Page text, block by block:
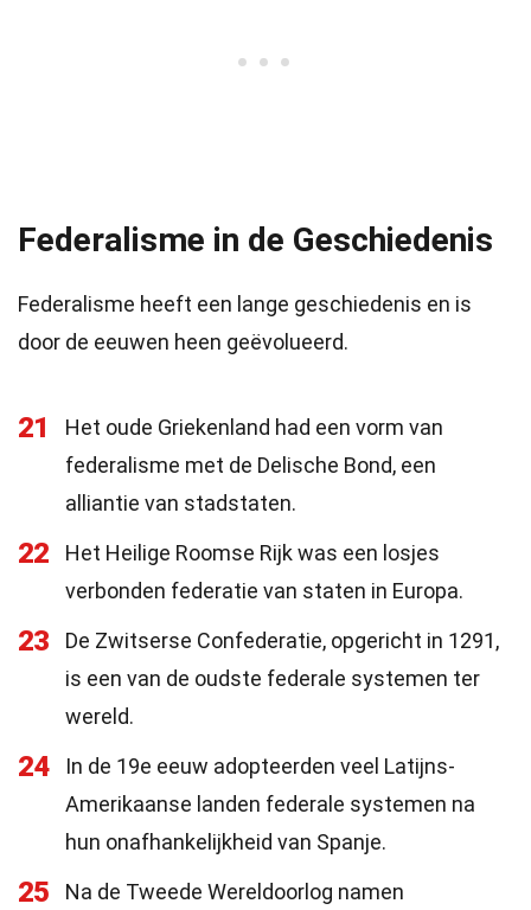
Federalisme in de Geschiedenis
Federalisme heeft een lange geschiedenis en is
door de eeuwen heen geëvolueerd.
21
Het oude Griekenland had een vorm van
federalisme met de Delische Bond, een
alliantie van stadstaten.
22
Het Heilige Roomse Rijk was een losjes
verbonden federatie van staten in Europa.
23
De Zwitserse Confederatie, opgericht in 1291,
is een van de oudste federale systemen ter
wereld.
24
In de 19e eeuw adopteerden veel Latijns-
Amerikaanse landen federale systemen na
hun onafhankelijkheid van Spanje.
25
Na de Tweede Wereldoorlog namen